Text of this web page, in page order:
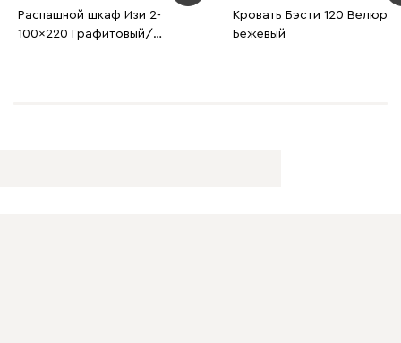
Распашной шкаф Изи 2-
100x220 Графитовый/
Кровать Бэсти 120 Велюр
Бежевый